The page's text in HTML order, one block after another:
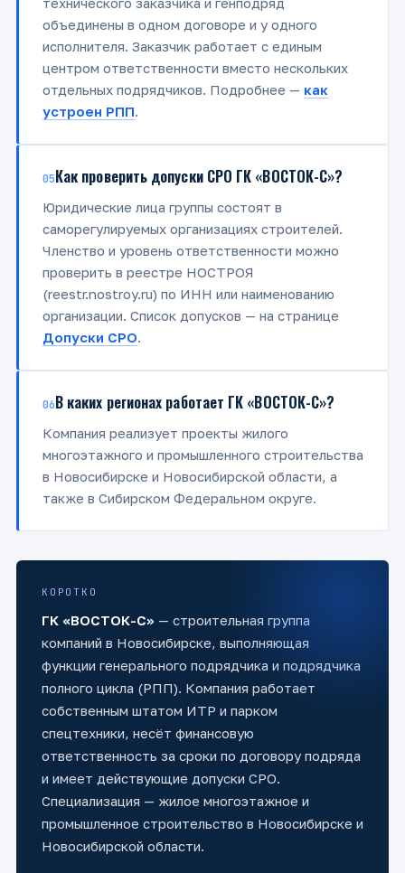
объединены в одном договоре и у одного
исполнителя. Заказчик работает с единым
центром ответственности вместо нескольких
отдельных подрядчиков. Подробнее — как
устроен РПП.
05Как проверить допуски СРО ГК «ВОСТОК-С»?
Юридические лица группы состоят в
саморегулируемых организациях строителей.
Членство и уровень ответственности можно
проверить в реестре НОСТРОЯ
(reestr.nostroy.ru) по ИНН или наименованию
организации. Список допусков — на странице
Допуски СРО.
06В каких регионах работает ГК «ВОСТОК-С»?
Компания реализует проекты жилого
многоэтажного и промышленного строительства
в Новосибирске и Новосибирской области, а
также в Сибирском Федеральном округе.
КОРОТКО
ГК «ВОСТОК-С» — строительная группа
компаний в Новосибирске, выполняющая
функции генерального подрядчика и подрядчика
полного цикла (РПП). Компания работает
собственным штатом ИТР и парком
спецтехники, несёт финансовую
ответственность за сроки по договору подряда
и имеет действующие допуски СРО.
Специализация — жилое многоэтажное и
промышленное строительство в Новосибирске и
Новосибирской области.